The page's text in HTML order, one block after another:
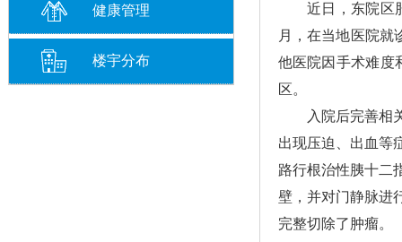
健康管理
楼宇分布
近日，东院区肝
月，在当地医院就
他医院因手术难度
区。
入院后完善相
出现压迫、出血等
路行根治性胰十二
壁，并对门静脉进
完整切除了肿瘤。